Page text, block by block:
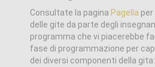
Consultate la pagina Pagella
delle gite da parte degli
programma che vi piacerebbe
fase di programmazione per
dei diversi componenti della